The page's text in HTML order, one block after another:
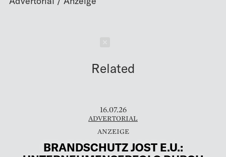
Related
16.07.26
ADVERTORIAL
BRANDSCHUTZ JOST E.U.: